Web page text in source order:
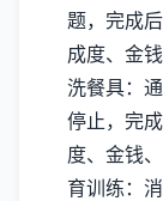
题，完成
成度、金
洗餐具：
停止，完
度、金钱
育训练：